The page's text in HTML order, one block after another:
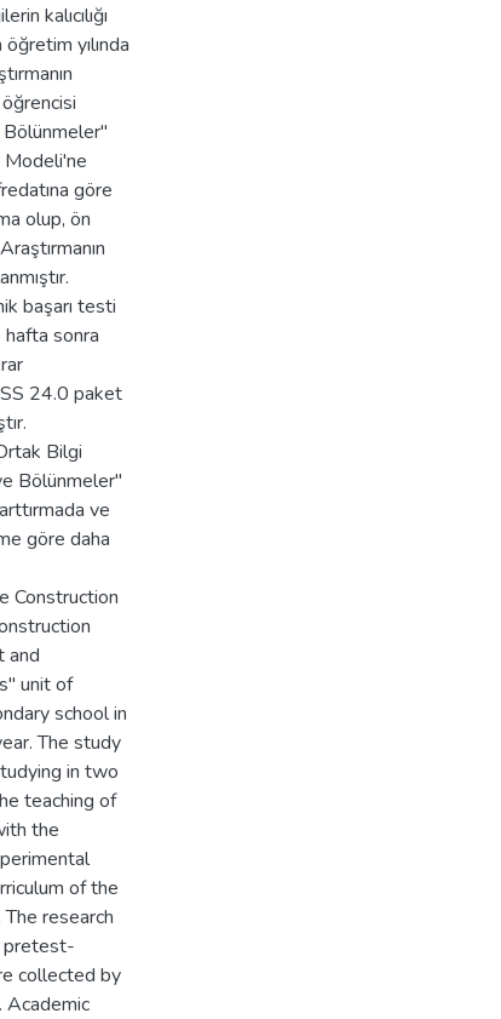
kalıcılığı
yılında
Bölünmeler"
Modeli'ne
göre
olup, ön
başarı testi
hafta sonra
24.0 paket
Bilgi
Bölünmeler"
ve
göre daha
Construction
and
unit of
school in
The study
in two
teaching of
the
of the
research
pretest-
collected by
Academic